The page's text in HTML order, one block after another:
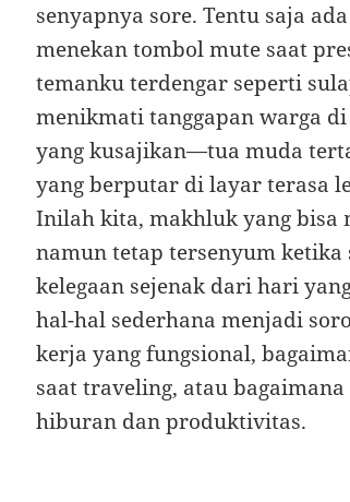
senyapnya sore. Tentu saja
menekan tombol mute saat
temanku terdengar seperti
menikmati tanggapan warga
yang kusajikan—tua muda
yang berputar di layar terasa
Inilah kita, makhluk yang bisa
namun tetap tersenyum
kelegaan sejenak dari hari
hal-hal sederhana menjadi
kerja yang fungsional,
saat traveling, atau
hiburan dan produktivitas.